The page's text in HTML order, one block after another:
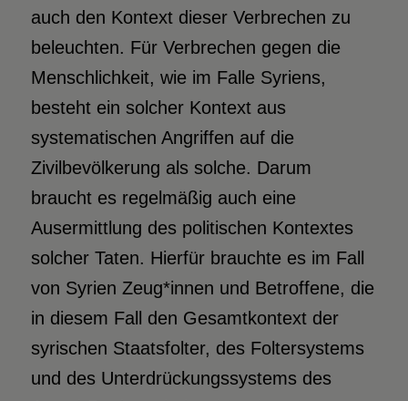
auch den Kontext dieser Verbrechen zu
beleuchten. Für Verbrechen gegen die
Menschlichkeit, wie im Falle Syriens,
besteht ein solcher Kontext aus
systematischen Angriffen auf die
Zivilbevölkerung als solche. Darum
braucht es regelmäßig auch eine
Ausermittlung des politischen Kontextes
solcher Taten. Hierfür brauchte es im Fall
von Syrien Zeug*innen und Betroffene, die
in diesem Fall den Gesamtkontext der
syrischen Staatsfolter, des Foltersystems
und des Unterdrückungssystems des